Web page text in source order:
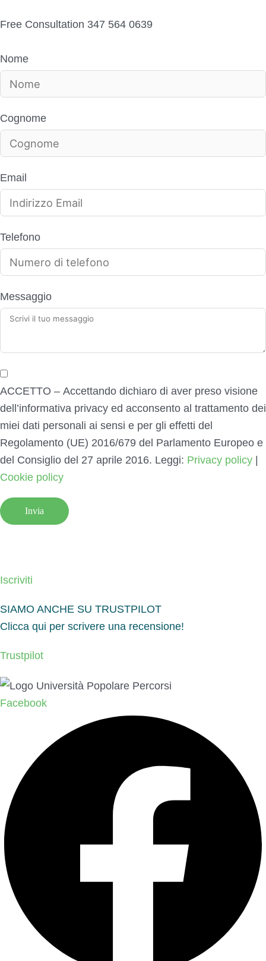
Free Consultation 347 564 0639
Nome
Cognome
Email
Telefono
Messaggio
ACCETTO – Accettando dichiaro di aver preso visione
dell’informativa privacy ed acconsento al trattamento dei
miei dati personali ai sensi e per gli effetti del
Regolamento (UE) 2016/679 del Parlamento Europeo e
del Consiglio del 27 aprile 2016. Leggi: Privacy policy |
Cookie policy
Invia
Iscriviti
SIAMO ANCHE SU TRUSTPILOT
Clicca qui per scrivere una recensione!
Trustpilot
Facebook